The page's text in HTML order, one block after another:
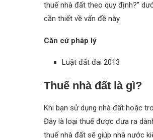
thuế nhà đất theo quy định?”
cần thiết về vấn đề này.
Căn cứ pháp lý
Luật đất đai 2013
Thuế nhà đất là gì?
Khi bạn sử dụng nhà đất hoặc
Đây là loại thuế được đưa ra
thuế nhà đất sẽ giúp nhà nước